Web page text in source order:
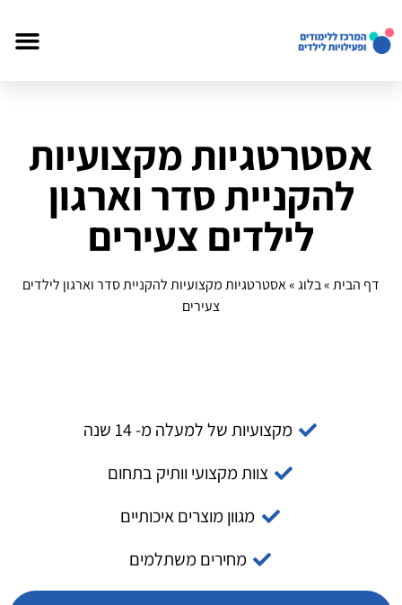
אסטרטגיות מקצועיות
להקניית סדר וארגון
לילדים צעירים
דף הבית»בלוג»אסטרטגיות מקצועיות להקניית סדר וארגון לילדים
צעירים
מקצועיות של למעלה מ- 14 שנה
צוות מקצועי וותיק בתחום
מגוון מוצרים איכותיים
מחירים משתלמים